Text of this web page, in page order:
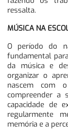
ressalta.
MÚSICA NA
O período do
fundamental
da música e
organizar o
nascem com
compreender a
capacidade de
regularmente
memória e a